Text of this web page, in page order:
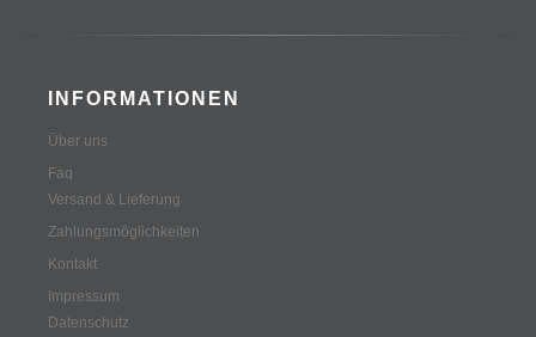
INFORMATIONEN
Über uns
Faq
Versand & Lieferung
Zahlungsmöglichkeiten
Kontakt
Impressum
Datenschutz